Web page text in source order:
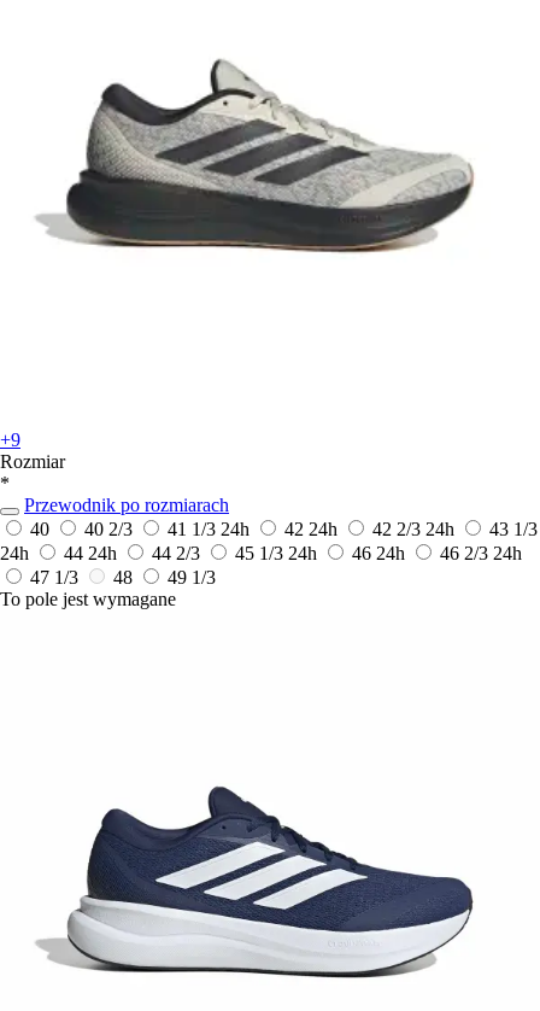
+9
Rozmiar
*
Przewodnik po rozmiarach
40
40 2/3 41 1/3 24h 42 24h 42 2/3 24h
43 1/3
24h
44 24h 44 2/3 45 1/3 24h 46 24h 46 2/3 24h
47 1/3
48
49 1/3
To pole jest wymagane